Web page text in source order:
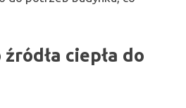
ciepła do